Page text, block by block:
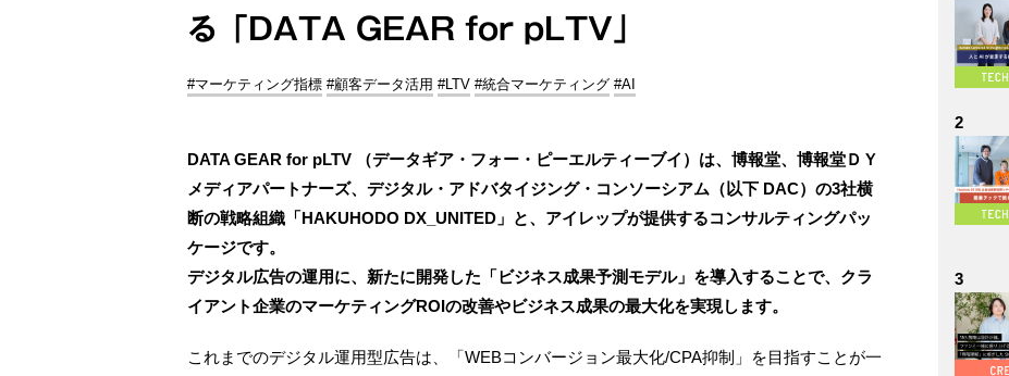
る「DATA GEAR for pLTV」
#マーケティング指標 #顧客データ活用 #LTV #統合マーケティング #AI
DATA GEAR for pLTV （データギア・フォー・ピーエルティーブイ）は、博報堂、博報堂ＤＹ
メディアパートナーズ、デジタル・アドバタイジング・コンソーシアム（以下 DAC）の3社横
断の戦略組織「HAKUHODO DX_UNITED」と、アイレップが提供するコンサルティングパッ
ケージです。
デジタル広告の運用に、新たに開発した「ビジネス成果予測モデル」を導入することで、クラ
イアント企業のマーケティングROIの改善やビジネス成果の最大化を実現します。
これまでのデジタル運用型広告は、「WEBコンバージョン最大化/CPA抑制」を目指すことが一
2
3